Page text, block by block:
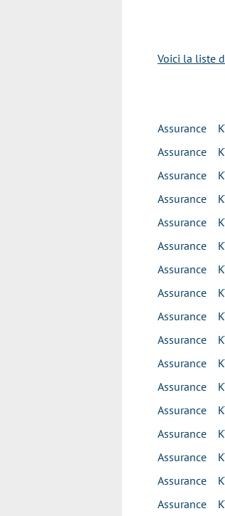
Voici la liste
Assurance
Assurance
Assurance
Assurance
Assurance
Assurance
Assurance
Assurance
Assurance
Assurance
Assurance
Assurance
Assurance
Assurance
Assurance
Assurance
Assurance